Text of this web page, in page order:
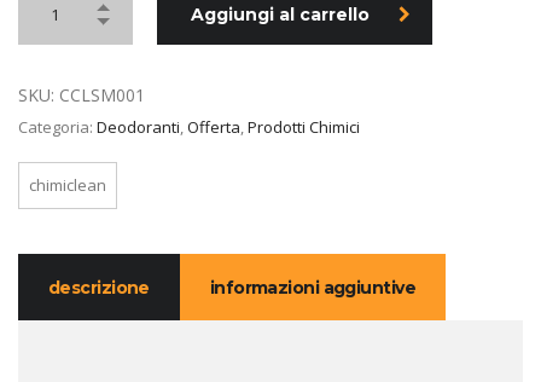
Aggiungi al carrello
SKU: CCLSM001
Categoria: Deodoranti,Offerta,Prodotti Chimici
chimiclean
descrizione informazioni aggiuntive